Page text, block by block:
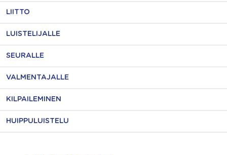
LIITTO
LUISTELIJALLE
SEURALLE
VALMENTAJALLE
KILPAILEMINEN
HUIPPULUISTELU